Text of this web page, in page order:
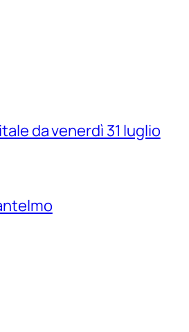
da venerdì 31 luglio